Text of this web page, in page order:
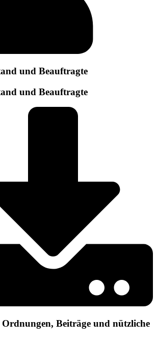
und Beauftragte
und Beauftragte
Ordnungen, Beiträge und nützliche